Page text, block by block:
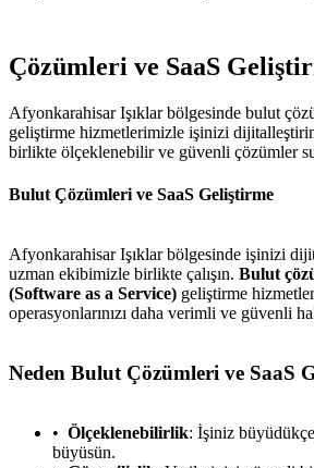
Çözümleri ve SaaS
Afyonkarahisar Işıklar bölgesinde bulut
geliştirme hizmetlerimizle işinizi
birlikte ölçeklenebilir ve güvenli çözümler
Bulut Çözümleri ve SaaS Geliştirme
Afyonkarahisar Işıklar bölgesinde işinizi
uzman ekibimizle birlikte çalışın. Bulut
(Software as a Service) geliştirme
operasyonlarınızı daha verimli ve güvenli
Neden Bulut Çözümleri ve SaaS
Ölçeklenebilirlik: İşiniz
büyüsün.